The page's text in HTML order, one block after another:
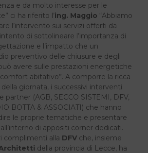
e da molto interesse per le
ci ha riferito l’ing. Maggio “Abbiamo
l’intervento sui servizi offerti da
di sottolineare l’importanza di
e l’impatto che un
preventivo delle chiusure e degli
avere sulle prestazioni energetiche
abitativo”. A comporre la ricca
giornata, i successivi interventi
partner (AGB, SECCO SISTEMI, DFV,
BOTTA & ASSOCIATI) che hanno
le proprie tematiche e presentare
di appositi corner dedicati.
complimenti alla DFV che, insieme
della provincia di Lecce, ha